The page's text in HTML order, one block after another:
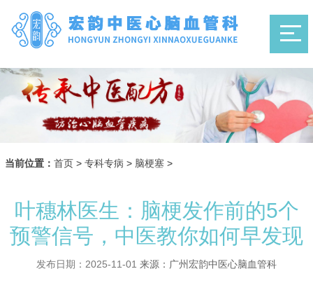
当前位置： 首页 > 专科专病 > 脑梗塞 >
叶穗林医生：脑梗发作前的5个
预警信号，中医教你如何早发现
发布日期：2025-11-01 来源：广州宏韵中医心脑血管科